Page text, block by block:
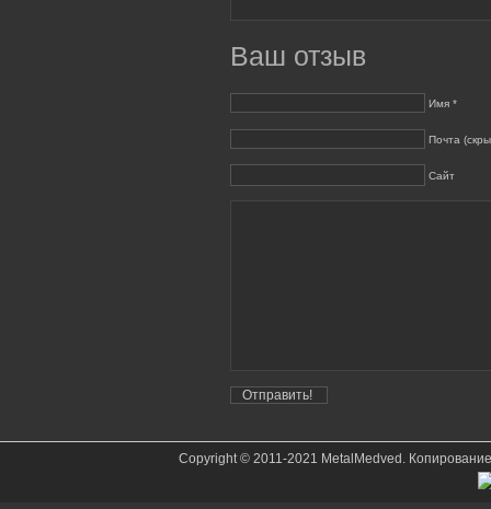
Ваш отзыв
Имя *
Почта
Сайт
Copyright © 2011-2021 MetalMedved.